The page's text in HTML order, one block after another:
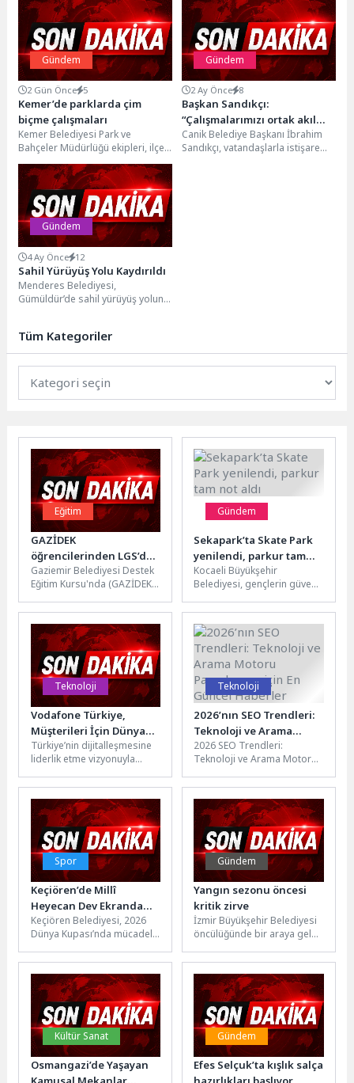
Gündem
2 Gün Önce 5
Kemer’de parklarda çim
biçme çalışmaları
Kemer Belediyesi Park ve
Bahçeler Müdürlüğü ekipleri, ilçe
genelindeki parklarda çim biçme
çalışmalarını
sürdürüyor.Vatandaşların ve...
Gündem
2 Ay Önce 8
Başkan Sandıkçı:
“Çalışmalarımızı ortak akıl
anlayışıyla yürütüyoruz”
Canik Belediye Başkanı İbrahim
Sandıkçı, vatandaşlarla istişare
Gündem
4 Ay Önce 12
Sahil Yürüyüş Yolu Kaydırıldı
Menderes Belediyesi,
Gümüldür’de sahil yürüyüş yolunu
Çakmak Mahallesi’nde, sahilde
yer...
Tüm Kategoriler
Eğitim
GAZİDEK
öğrencilerinden LGS’de
yüzde 83 başarı
Gaziemir Belediyesi Destek
Eğitim Kursu'nda (GAZİDEK)
Liselere Geçiş Sistemi (LGS)
sınavında önemli...
Gündem
Sekapark’ta Skate Park
yenilendi, parkur tam
not aldı
Kocaeli Büyükşehir
Belediyesi, gençlerin güvenli
yapabilmesi amacıyla hayata
geçirdiği “Skate Park”...
Teknoloji
Vodafone Türkiye,
Müşterileri İçin Dünyada
Bir İlke İmza Attı
Türkiye’nin dijitalleşmesine
liderlik etme vizyonuyla
gösteren Vodafone, 5G
odaklı global işbirliklerine
bir yenisini daha ekledi.
Dünyanın...
Teknoloji
2026’nın SEO Trendleri:
Teknoloji ve Arama
Motoru Pazarlaması için
En Güncel Haberler
2026 SEO Trendleri:
Teknoloji ve Arama Motoru
Gelişmeler SEO dünyası
sürekli olarak...
Spor
Keçiören’de Millî
Heyecan Dev Ekranda
Yaşandı
Keçiören Belediyesi, 2026
Dünya Kupası’nda mücadele
Takımı’nın maçını Kalaba
Kent Meydanı’na...
Gündem
Yangın sezonu öncesi
kritik zirve
İzmir Büyükşehir Belediyesi
öncülüğünde bir araya gelen
belediyesi, 2026 orman...
Kültür Sanat
Osmangazi’de Yaşayan
Gündem
Efes Selçuk’ta kışlık salça